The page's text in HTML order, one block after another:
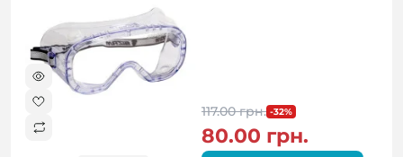
117.00 грн. -32%
80.00 грн.